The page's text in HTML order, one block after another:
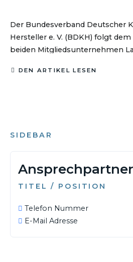
Der Bundesverband Deutscher
Hersteller e. V. (BDKH) folgt
beiden Mitgliedsunternehmen
„Unternehmen mit Haltung“ von
DEN ARTIKEL LESEN
SIDEBAR
Ansprechpartner
TITEL / POSITION
Telefon Nummer
E-Mail Adresse